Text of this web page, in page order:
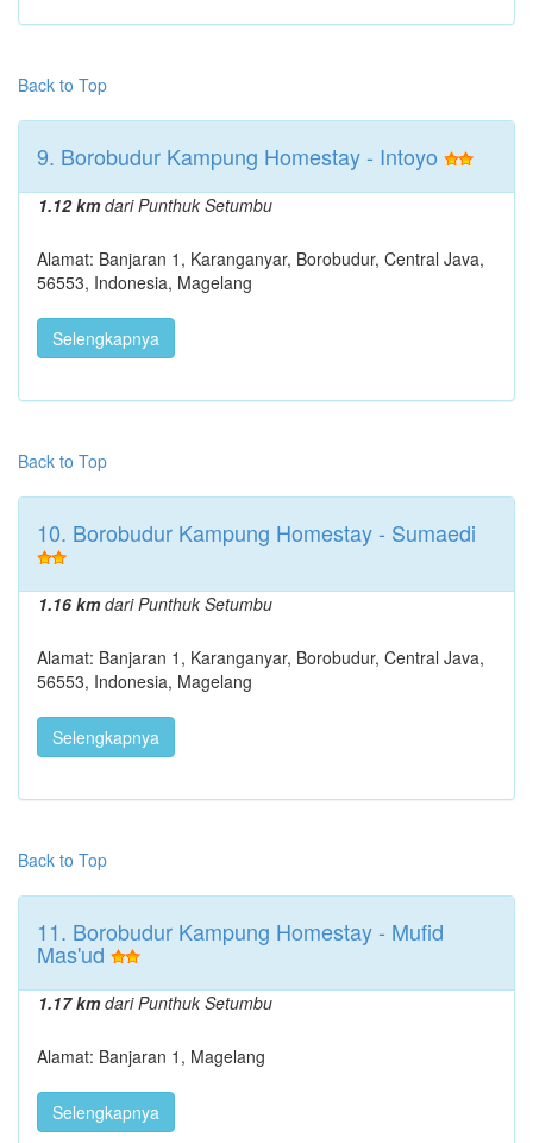
Back to Top
9. Borobudur Kampung Homestay - Intoyo
1.12 kmdari Punthuk Setumbu
Alamat: Banjaran 1, Karanganyar, Borobudur, Central Java,
56553, Indonesia, Magelang
Selengkapnya
Back to Top
10. Borobudur Kampung Homestay - Sumaedi
1.16 kmdari Punthuk Setumbu
Alamat: Banjaran 1, Karanganyar, Borobudur, Central Java,
56553, Indonesia, Magelang
Selengkapnya
Back to Top
11. Borobudur Kampung Homestay - Mufid
Mas'ud
1.17 kmdari Punthuk Setumbu
Alamat: Banjaran 1, Magelang
Selengkapnya